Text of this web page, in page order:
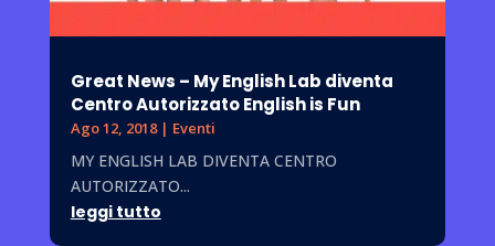
Great News – My English Lab diventa
Centro Autorizzato English is Fun
Ago 12, 2018| Eventi
MY ENGLISH LAB DIVENTA CENTRO
AUTORIZZATO...
leggi tutto